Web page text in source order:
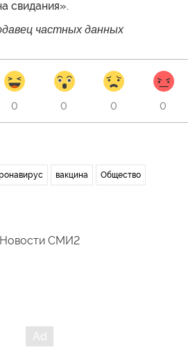
свидания».
частных данных
0 0 0 0
вакцина Общество
Новости СМИ2